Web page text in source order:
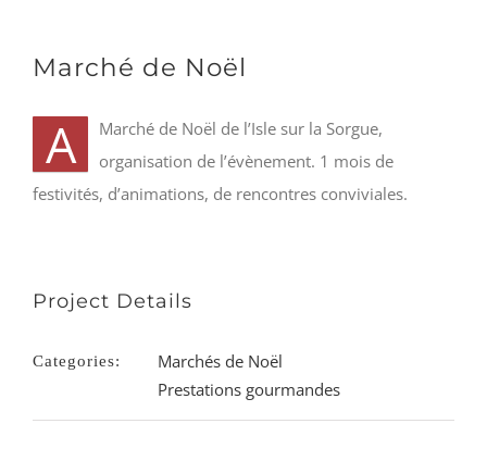
Marché de Noël
A
Marché de Noël de l’Isle sur la Sorgue,
organisation de l’évènement. 1 mois de
festivités, d’animations, de rencontres conviviales.
Project Details
Categories:
Marchés de Noël
Prestations gourmandes